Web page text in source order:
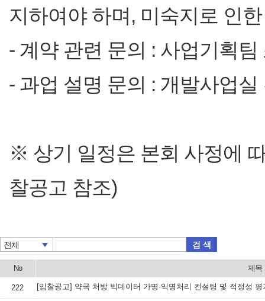
지하여야 하며, 미숙지로 인
- 계약 관련 문의 : 사업기획
- 과업 설명 문의 : 개발사업
※ 상기 일정은 본회 사정에
찰공고 참조)
전체 검 색
No 제목
222 [입찰공고] 약국 처방 빅데이터 가명·익명처리 컨설팅 및 적정성 평